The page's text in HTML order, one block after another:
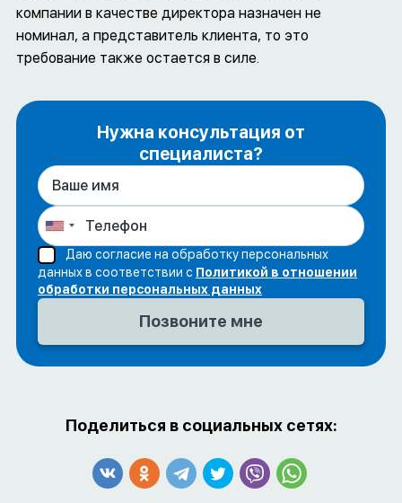
компании в качестве директора назначен не
номинал, а представитель клиента, то это
требование также остается в силе.
Нужна консультация от
специалиста?
Даю согласие на обработку персональных
данных в соответствии с Политикой в отношении
обработки персональных данных
Поделиться в социальных сетях: